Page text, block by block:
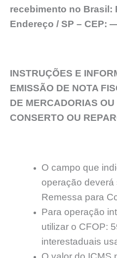
recebimento no Brasil:
Endereço / SP –
INSTRUÇÕES E
EMISSÃO DE NOTA
DE MERCADORIAS
CONSERTO OU
O campo que
operação
Remessa para
Para operação
utilizar o CFOP:
interestaduais